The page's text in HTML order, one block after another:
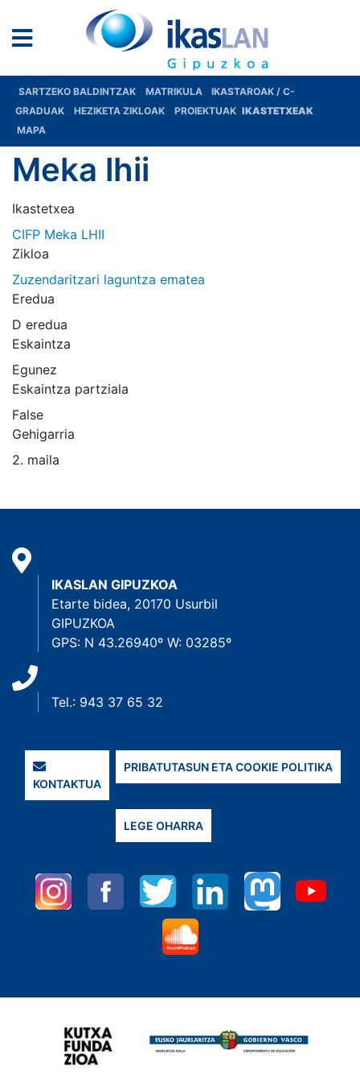
SARTZEKO BALDINTZAK MATRIKULA
IKASTAROAK / C-
GRADUAK
HEZIKETA ZIKLOAK PROIEKTUAK IKASTETXEAK
MAPA
Meka lhii
Ikastetxea
CIFP Meka LHII
Zikloa
Zuzendaritzari laguntza ematea
Eredua
D eredua
Eskaintza
Egunez
Eskaintza partziala
False
Gehigarria
2. maila
IKASLAN GIPUZKOA
Etarte bidea, 20170 Usurbil
GIPUZKOA
GPS: N 43.26940º W: 03285º
Tel.: 943 37 65 32
KONTAKTUA
PRIBATUTASUN ETA COOKIE POLITIKA
LEGE OHARRA